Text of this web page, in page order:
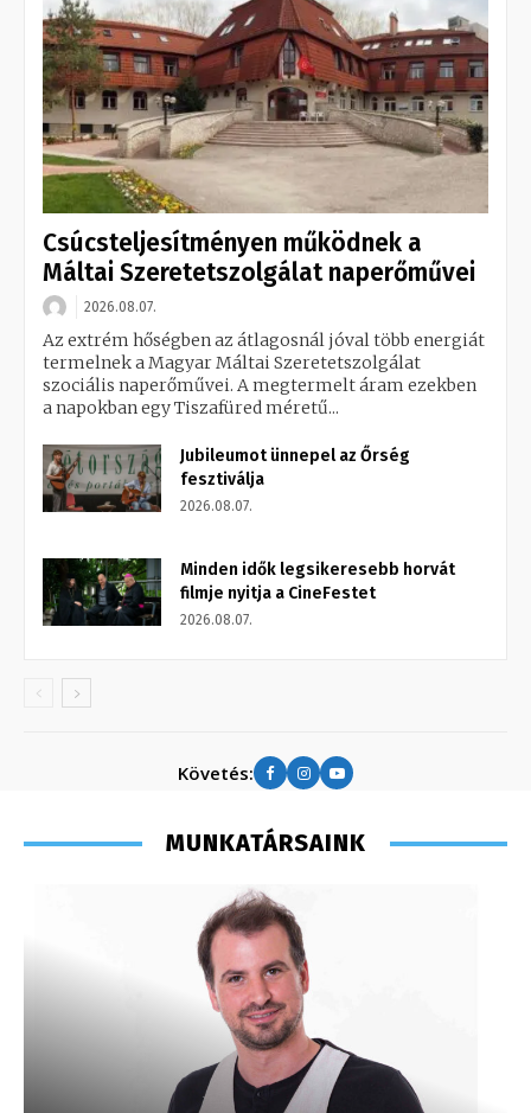
Csúcsteljesítményen működnek a
Máltai Szeretetszolgálat naperőművei
2026.08.07.
Az extrém hőségben az átlagosnál jóval több energiát
termelnek a Magyar Máltai Szeretetszolgálat
szociális naperőművei. A megtermelt áram ezekben
a napokban egy Tiszafüred méretű...
Jubileumot ünnepel az Őrség
fesztiválja
2026.08.07.
Minden idők legsikeresebb horvát
filmje nyitja a CineFestet
2026.08.07.
Követés:
MUNKATÁRSAINK